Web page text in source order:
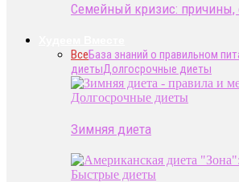
Семейный кризис: причины,
ВсеБаза знаний о правильном
диетыДолгосрочные диеты
Долгосрочные диеты
Зимняя диета
Быстрые диеты